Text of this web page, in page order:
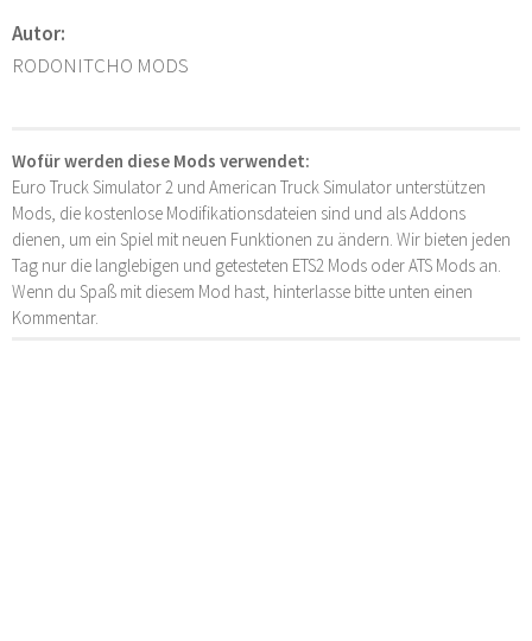
Autor:
RODONITCHO MODS
Wofür werden diese Mods verwendet:
Euro Truck Simulator 2 und American Truck Simulator unterstützen
Mods, die kostenlose Modifikationsdateien sind und als Addons
dienen, um ein Spiel mit neuen Funktionen zu ändern. Wir bieten jeden
Tag nur die langlebigen und getesteten ETS2 Mods oder ATS Mods an.
Wenn du Spaß mit diesem Mod hast, hinterlasse bitte unten einen
Kommentar.